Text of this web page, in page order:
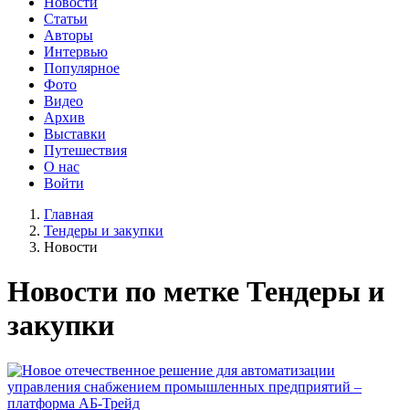
Статьи
Авторы
Интервью
Популярное
Фото
Видео
Архив
Выставки
Путешествия
О нас
Войти
Главная
Тендеры и закупки
Новости
Новости по метке Тендеры и
закупки